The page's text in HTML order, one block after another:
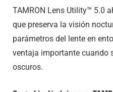
TAMRON Lens Utility™ 5.0
que preserva la visión
parámetros del lente en
ventaja importante cuando
oscuros.